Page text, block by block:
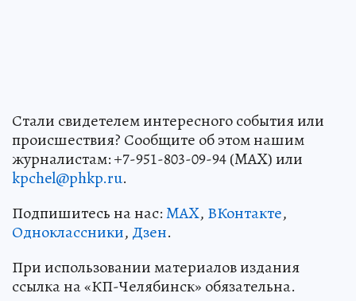
Стали свидетелем интересного события или
происшествия? Сообщите об этом нашим
журналистам: +7-951-803-09-94 (MAX) или
kpchel@phkp.ru.
Подпишитесь на нас:MAX, ВКонтакте,
Одноклассники, Дзен.
При использовании материалов издания
ссылка на «КП-Челябинск» обязательна.